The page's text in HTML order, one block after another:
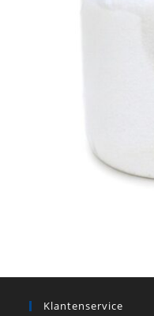
Klantenservice